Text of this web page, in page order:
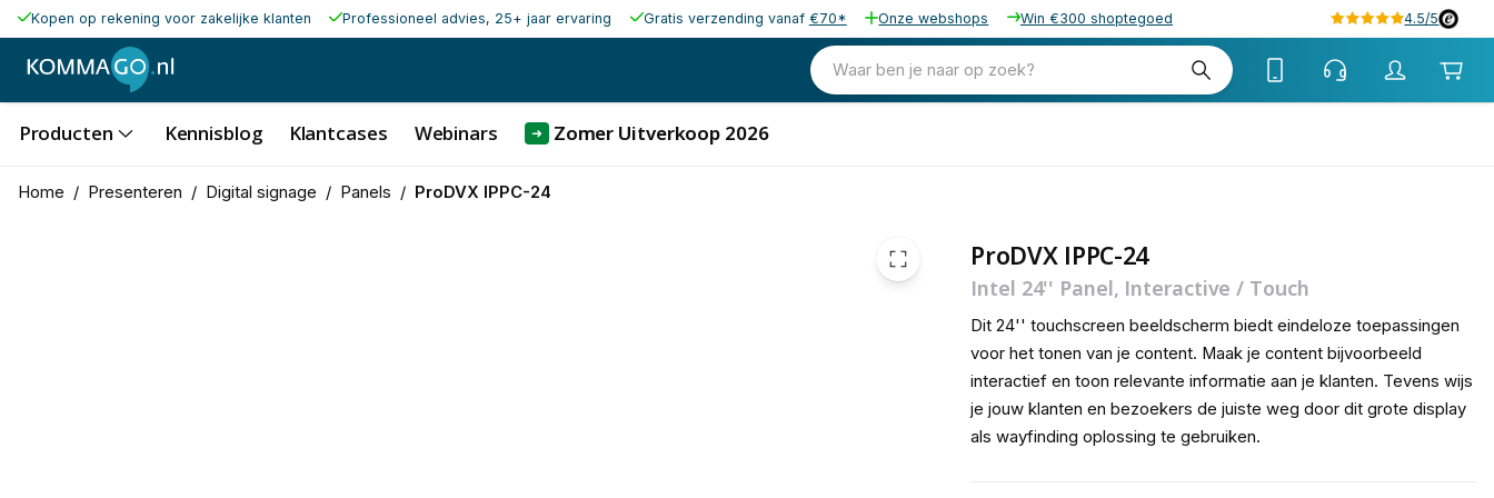
Kopen op rekening voor zakelijke klanten Professioneel advies, 25+ jaar ervaring Gratis verzending vanaf €70* Onze webshops Win €300 shoptegoed 4.5/5
Waar ben je naar op zoek?
Producten Kennisblog Klantcases Webinars ➜ Zomer Uitverkoop 2026
Home / Presenteren / Digital signage / Panels / ProDVX IPPC-24
ProDVX IPPC-24
Intel 24'' Panel, Interactive / Touch
Dit 24'' touchscreen beeldscherm biedt eindeloze toepassingen
voor het tonen van je content. Maak je content bijvoorbeeld
interactief en toon relevante informatie aan je klanten. Tevens wijs
je jouw klanten en bezoekers de juiste weg door dit grote display
als wayfinding oplossing te gebruiken.
1.149,00 excl. btw
1.390,29 incl. btw